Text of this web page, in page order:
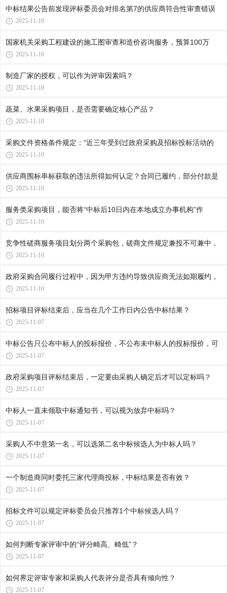
中标结果公告前发现评标委员会对排名第7的供应商符合性审查错误
2025-11-10
国家机关采购工程建设的施工图审查和造价咨询服务，预算100万
2025-11-10
制造厂家的授权，可以作为评审因素吗？
2025-11-10
蔬菜、水果采购项目，是否需要确定核心产品？
2025-11-10
采购文件资格条件规定：“近三年受到过政府采购及招标投标活动的
2025-11-10
供应商围标串标获取的违法所得如何认定？合同已履约，部分付款是
2025-11-10
服务类采购项目，能否将“中标后10日内在本地成立办事机构”作
2025-11-10
竞争性磋商服务项目划分两个采购包，磋商文件规定兼投不可兼中，
2025-11-10
政府采购合同履行过程中，因为甲方违约导致供应商无法如期履约，
2025-11-10
招标项目评标结束后，应当在几个工作日内公告中标结果？
2025-11-07
中标公告只公布中标人的投标报价，不公布未中标人的投标报价，可
2025-11-07
政府采购项目评标结束后，一定要由采购人确定后才可以定标吗？
2025-11-07
中标人一直未领取中标通知书，可以视为放弃中标吗？
2025-11-07
采购人不中意第一名，可以选第二名中标候选人为中标人吗？
2025-11-07
一个制造商同时委托三家代理商投标，中标结果是否有效？
2025-11-07
招标文件可以规定评标委员会只推荐1个中标候选人吗？
2025-11-07
如何判断专家评审中的“评分畸高、畸低”？
2025-11-07
如何界定评审专家和采购人代表评分是否具有倾向性？
2025-11-07